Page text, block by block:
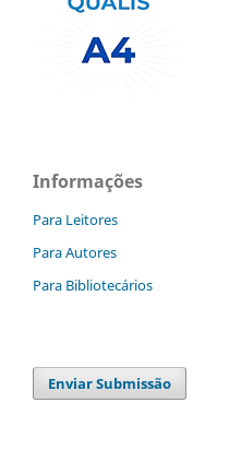
Informações
Para Leitores
Para Autores
Para Bibliotecários
Enviar Submissão